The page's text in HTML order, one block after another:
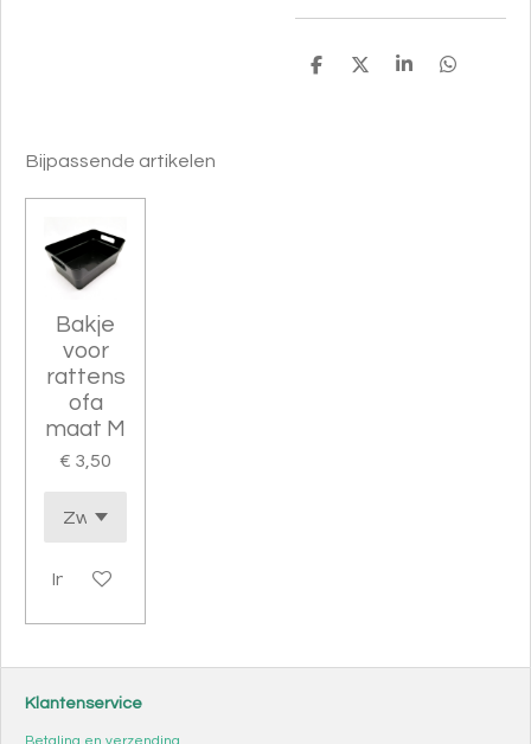
D
D
S
D
Bijpassende artikelen
Bakje
voor
rattens
ofa
maat M
€ 3,50
In winkelwagen
Klantenservice